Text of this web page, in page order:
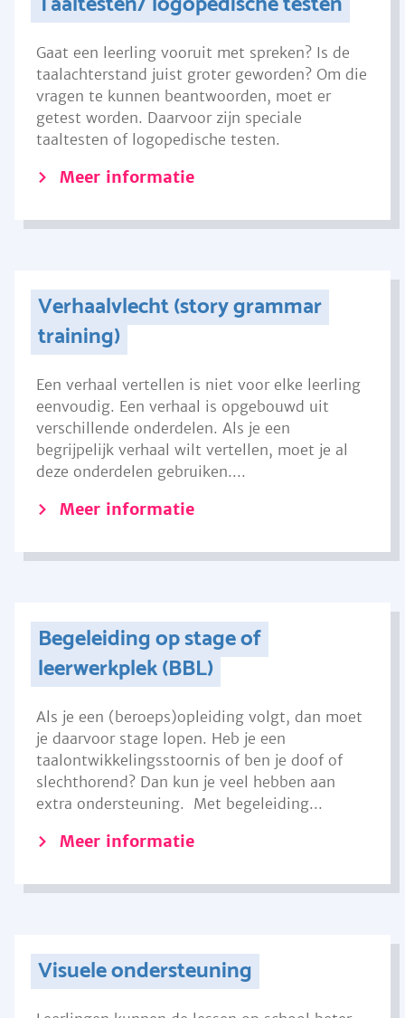
Gaat een leerling vooruit met spreken? Is de
taalachterstand juist groter geworden? Om die
vragen te kunnen beantwoorden, moet er
getest worden. Daarvoor zijn speciale
taaltesten of logopedische testen.
Meer informatie
Verhaalvlecht (story grammar
training)
Een verhaal vertellen is niet voor elke leerling
eenvoudig. Een verhaal is opgebouwd uit
verschillende onderdelen. Als je een
begrijpelijk verhaal wilt vertellen, moet je al
deze onderdelen gebruiken....
Meer informatie
Begeleiding op stage of
leerwerkplek (BBL)
Als je een (beroeps)opleiding volgt, dan moet
je daarvoor stage lopen. Heb je een
taalontwikkelingsstoornis of ben je doof of
slechthorend? Dan kun je veel hebben aan
extra ondersteuning. Met begeleiding...
Meer informatie
Visuele ondersteuning